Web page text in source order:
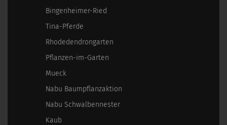
Bingenheimer-Ried
Tina-Pferde
Rhodedendrongarten
Pflanzen-im-Garten
Mueck
Nabu Baumpflanzaktion
Nabu Schwalbennester
Kaub